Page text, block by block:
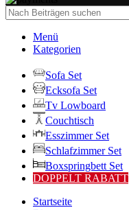
Menü
Kategorien
Sofa Set
Ecksofa Set
Tv Lowboard
Couchtisch
Esszimmer Set
Schlafzimmer Set
Boxspringbett Set
DOPPELT RABATT
Startseite